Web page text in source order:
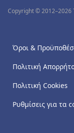
Copyright ©
Όροι &
Πολιτική
Πολιτική Cookies
Ρυθμίσεις για τα